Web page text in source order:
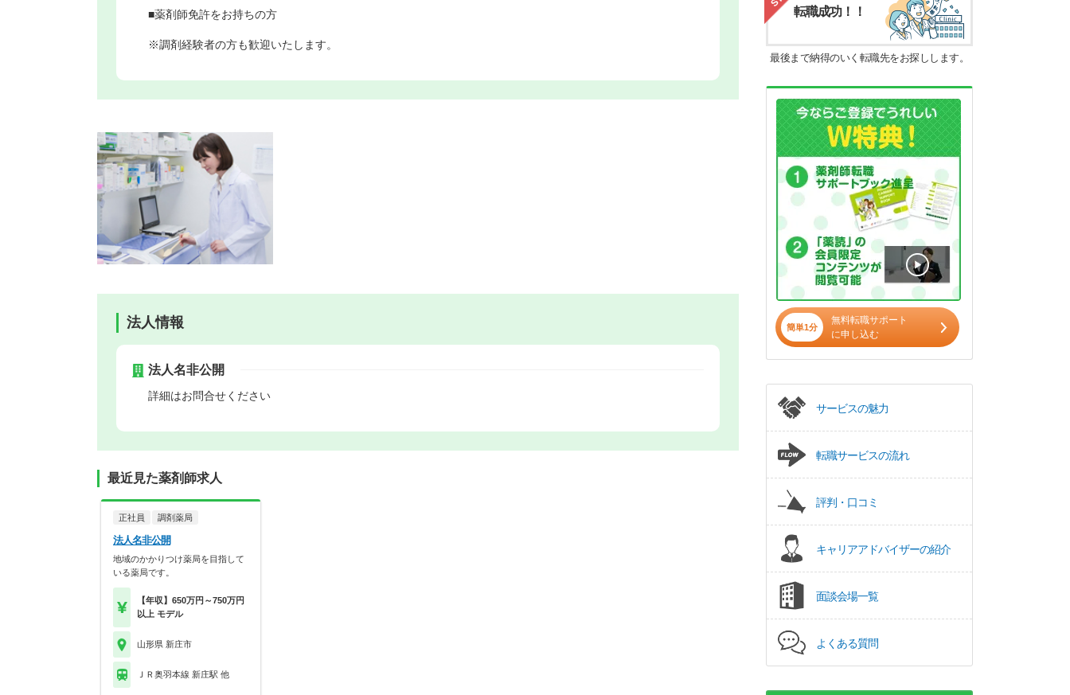
■薬剤師免許をお持ちの方
※調剤経験者の方も歓迎いたします。
法人情報
法人名非公開
詳細はお問合せください
最近見た薬剤師求人
正社員 調剤薬局
法人名非公開
地域のかかりつけ薬局を目指して
いる薬局です。
【年収】650万円～750万円
以上 モデル
山形県 新庄市
ＪＲ奥羽本線 新庄駅 他
転職成功！！
最後まで納得のいく転職先をお探しします。
簡単1分
無料転職サポート
に申し込む
サービスの魅力
転職サービスの流れ
評判・口コミ
キャリアアドバイザーの紹介
面談会場一覧
よくある質問